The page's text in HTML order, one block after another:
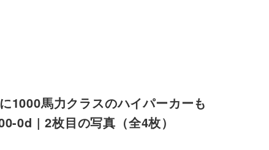
1000馬力クラスのハイパーカーも
| 2枚目の写真（全4枚）